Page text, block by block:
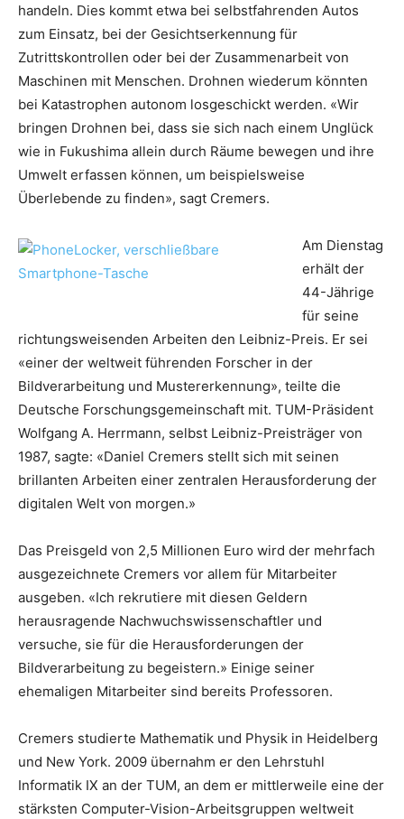
handeln. Dies kommt etwa bei selbstfahrenden Autos
zum Einsatz, bei der Gesichtserkennung für
Zutrittskontrollen oder bei der Zusammenarbeit von
Maschinen mit Menschen. Drohnen wiederum könnten
bei Katastrophen autonom losgeschickt werden. «Wir
bringen Drohnen bei, dass sie sich nach einem Unglück
wie in Fukushima allein durch Räume bewegen und ihre
Umwelt erfassen können, um beispielsweise
Überlebende zu finden», sagt Cremers.
Am Dienstag
erhält der
44-Jährige
für seine
richtungsweisenden Arbeiten den Leibniz-Preis. Er sei
«einer der weltweit führenden Forscher in der
Bildverarbeitung und Mustererkennung», teilte die
Deutsche Forschungsgemeinschaft mit. TUM-Präsident
Wolfgang A. Herrmann, selbst Leibniz-Preisträger von
1987, sagte: «Daniel Cremers stellt sich mit seinen
brillanten Arbeiten einer zentralen Herausforderung der
digitalen Welt von morgen.»
Das Preisgeld von 2,5 Millionen Euro wird der mehrfach
ausgezeichnete Cremers vor allem für Mitarbeiter
ausgeben. «Ich rekrutiere mit diesen Geldern
herausragende Nachwuchswissenschaftler und
versuche, sie für die Herausforderungen der
Bildverarbeitung zu begeistern.» Einige seiner
ehemaligen Mitarbeiter sind bereits Professoren.
Cremers studierte Mathematik und Physik in Heidelberg
und New York. 2009 übernahm er den Lehrstuhl
Informatik IX an der TUM, an dem er mittlerweile eine der
stärksten Computer-Vision-Arbeitsgruppen weltweit